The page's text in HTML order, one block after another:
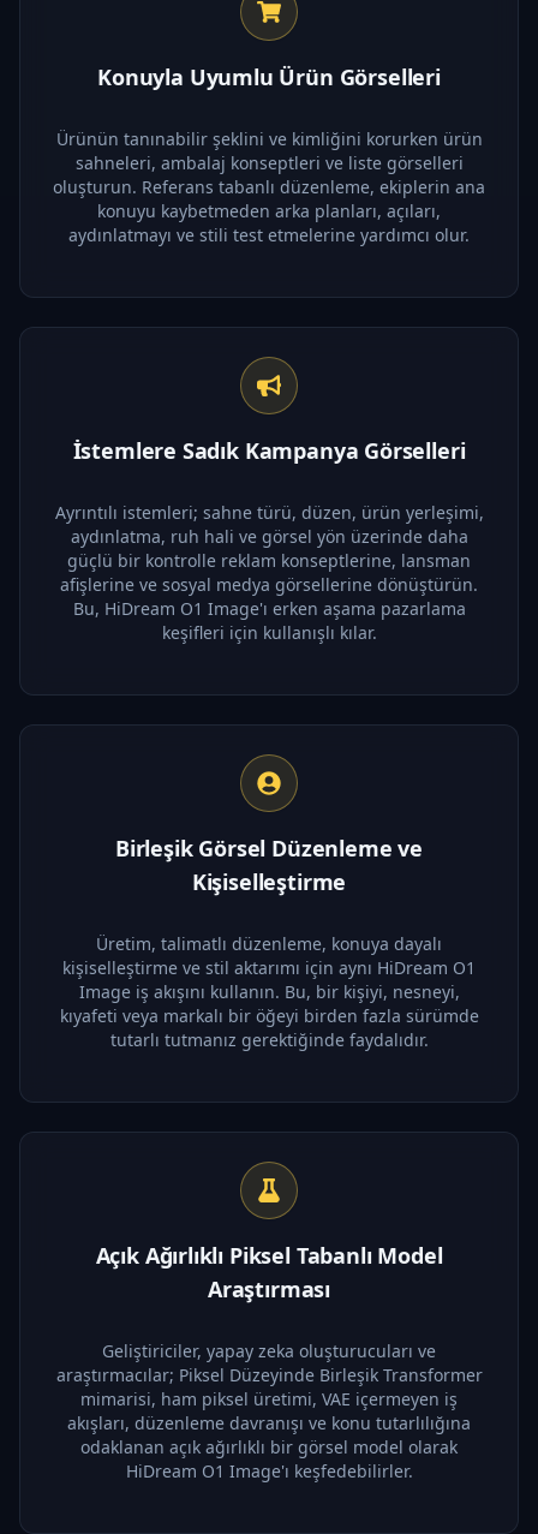
Konuyla Uyumlu Ürün Görselleri
Ürünün tanınabilir şeklini ve kimliğini korurken ürün
sahneleri, ambalaj konseptleri ve liste görselleri
oluşturun. Referans tabanlı düzenleme, ekiplerin ana
konuyu kaybetmeden arka planları, açıları,
aydınlatmayı ve stili test etmelerine yardımcı olur.
İstemlere Sadık Kampanya Görselleri
Ayrıntılı istemleri; sahne türü, düzen, ürün yerleşimi,
aydınlatma, ruh hali ve görsel yön üzerinde daha
güçlü bir kontrolle reklam konseptlerine, lansman
afişlerine ve sosyal medya görsellerine dönüştürün.
Bu, HiDream O1 Image'ı erken aşama pazarlama
keşifleri için kullanışlı kılar.
Birleşik Görsel Düzenleme ve
Kişiselleştirme
Üretim, talimatlı düzenleme, konuya dayalı
kişiselleştirme ve stil aktarımı için aynı HiDream O1
Image iş akışını kullanın. Bu, bir kişiyi, nesneyi,
kıyafeti veya markalı bir öğeyi birden fazla sürümde
tutarlı tutmanız gerektiğinde faydalıdır.
Açık Ağırlıklı Piksel Tabanlı Model
Araştırması
Geliştiriciler, yapay zeka oluşturucuları ve
araştırmacılar; Piksel Düzeyinde Birleşik Transformer
mimarisi, ham piksel üretimi, VAE içermeyen iş
akışları, düzenleme davranışı ve konu tutarlılığına
odaklanan açık ağırlıklı bir görsel model olarak
HiDream O1 Image'ı keşfedebilirler.